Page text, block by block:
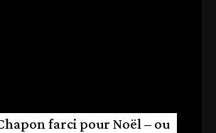
farci pour Noël – ou